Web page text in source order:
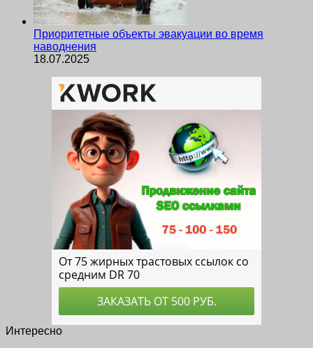
Приоритетные объекты эвакуации во время
наводнения
18.07.2025
Интересно